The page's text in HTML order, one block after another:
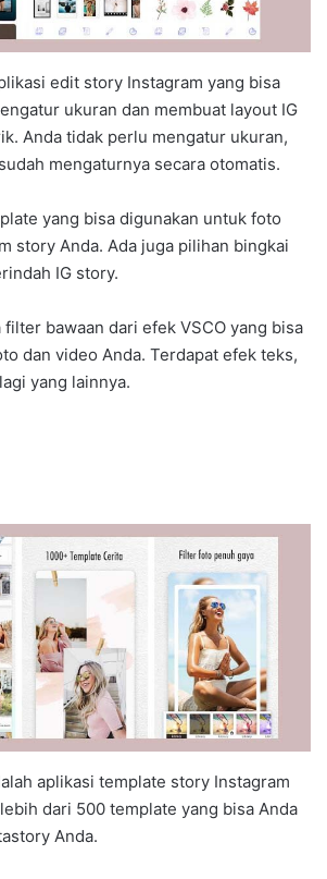
edit story Instagram yang bisa
ukuran dan membuat layout IG
Anda tidak perlu mengatur ukuran,
mengaturnya secara otomatis.
yang bisa digunakan untuk foto
story Anda. Ada juga pilihan bingkai
IG story.
filter bawaan dari efek VSCO yang bisa
dan video Anda. Terdapat efek teks,
yang lainnya.
aplikasi template story Instagram
dari 500 template yang bisa Anda
Anda.